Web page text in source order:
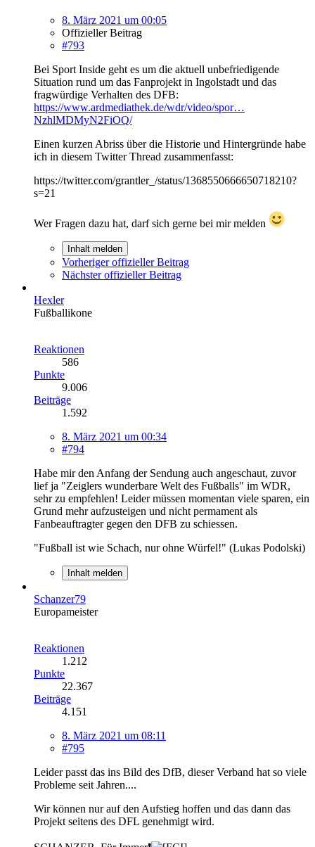
8. März 2021 um 00:05
Offizieller Beitrag
#793
Bei Sport Inside geht es um die aktuell unbefriedigende
Situation rund um das Fanprojekt in Ingolstadt und das
fragwürdige Verhalten des DFB:
https://www.ardmediathek.de/wdr/video/spor…
NzhlMDMyN2FiOQ/
Einen kurzen Abriss über die Historie und Hintergründe habe
ich in diesem Twitter Thread zusammenfasst:
https://twitter.com/grantler_/status/1368550666650718210?
s=21
Wer Fragen dazu hat, darf sich gerne bei mir melden
Inhalt melden
Vorheriger offizieller Beitrag
Nächster offizieller Beitrag
Hexler
Fußballikone
Reaktionen
586
Punkte
9.006
Beiträge
1.592
8. März 2021 um 00:34
#794
Habe mir den Anfang der Sendung auch angeschaut, zuvor
lief ja "Zeiglers wunderbare Welt des Fußballs" im WDR,
sehr zu empfehlen! Leider müssen momentan viele sparen, ein
Grund mehr aufzusteigen und nicht permament als
Fanbeauftragter gegen den DFB zu schiessen.
"Fußball ist wie Schach, nur ohne Würfel!" (Lukas Podolski)
Inhalt melden
Schanzer79
Europameister
Reaktionen
1.212
Punkte
22.367
Beiträge
4.151
8. März 2021 um 08:11
#795
Leider passt das ins Bild des DfB, dieser Verband hat so viele
Probleme seit Jahren....
Wir können nur auf den Aufstieg hoffen und das dann das
Projekt seitens des DFL genehmigt wird.